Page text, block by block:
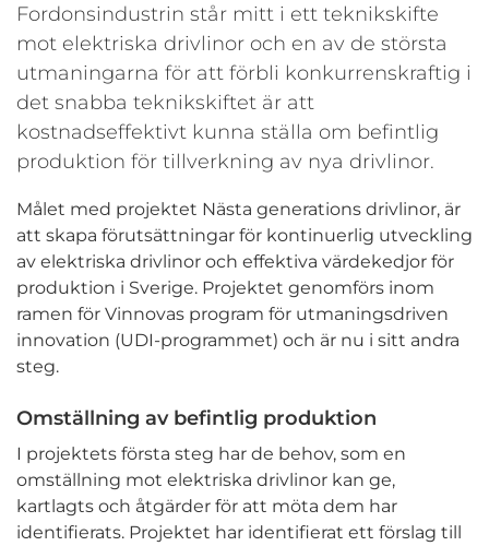
Fordonsindustrin står mitt i ett teknikskifte
mot elektriska drivlinor och en av de största
utmaningarna för att förbli konkurrenskraftig i
det snabba teknikskiftet är att
kostnadseffektivt kunna ställa om befintlig
produktion för tillverkning av nya drivlinor.
Målet med projektet Nästa generations drivlinor, är
att skapa förutsättningar för kontinuerlig utveckling
av elektriska drivlinor och effektiva värdekedjor för
produktion i Sverige. Projektet genomförs inom
ramen för Vinnovas program för utmaningsdriven
innovation (UDI-programmet) och är nu i sitt andra
steg.
Omställning av befintlig produktion
I projektets första steg har de behov, som en
omställning mot elektriska drivlinor kan ge,
kartlagts och åtgärder för att möta dem har
identifierats. Projektet har identifierat ett förslag till